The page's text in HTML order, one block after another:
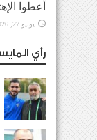
أعطوا
يونيو 27, 2026
رأي